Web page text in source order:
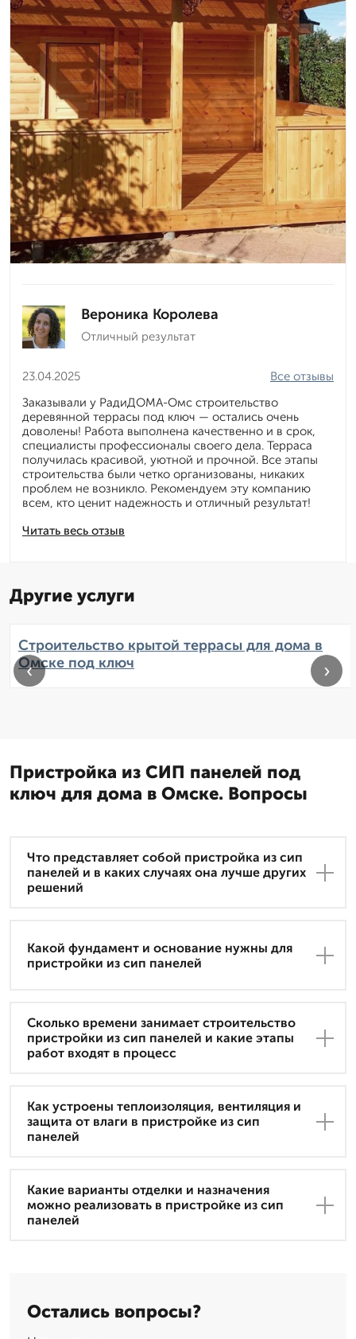
Вероника Королева
Отличный результат
23.04.2025
Читать весь отзыв
Все отзывы
Заказывали у РадиДОМА-Омс строительство
деревянной террасы под ключ — остались очень
доволены! Работа выполнена качественно и в срок,
специалисты профессионалы своего дела. Терраса
получилась красивой, уютной и прочной. Все этапы
строительства были четко организованы, никаких
проблем не возникло. Рекомендуем эту компанию
всем, кто ценит надежность и отличный результат!
Другие услуги
Строительство крытой террасы для дома в
Омске под ключ
‹ ›
Пристройка из СИП панелей под
ключ для дома в Омске. Вопросы
Что представляет собой пристройка из сип
панелей и в каких случаях она лучше других
решений
Какой фундамент и основание нужны для
пристройки из сип панелей
Сколько времени занимает строительство
пристройки из сип панелей и какие этапы
работ входят в процесс
Как устроены теплоизоляция, вентиляция и
защита от влаги в пристройке из сип
панелей
Какие варианты отделки и назначения
можно реализовать в пристройке из сип
панелей
Остались вопросы?